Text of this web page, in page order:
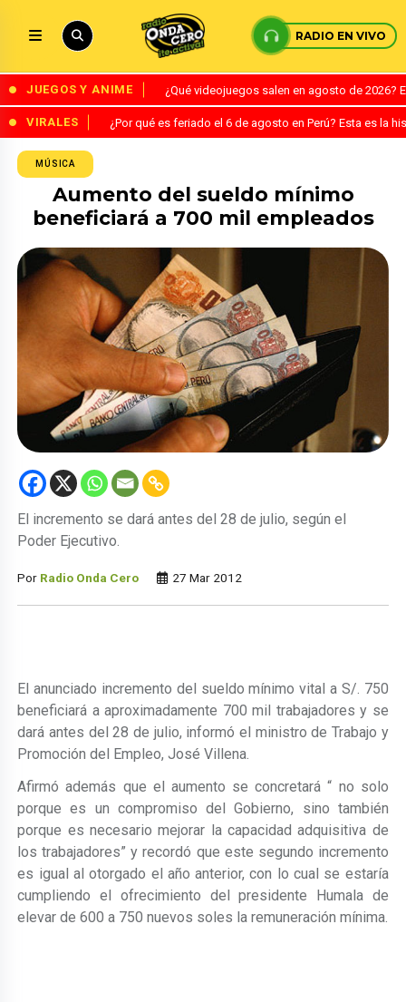
RADIO EN VIVO
JUEGOS Y ANIME ¿Qué videojuegos salen en agosto de
VIRALES ¿Por qué es feriado el 6 de agosto en Perú? Esta es la
MÚSICA
Aumento del sueldo mínimo
beneficiará a 700 mil empleados
El incremento se dará antes del 28 de julio, según el
Poder Ejecutivo.
Por Radio Onda Cero 27 Mar 2012
El anunciado incremento del sueldo mínimo vital a S/. 750
beneficiará a aproximadamente 700 mil trabajadores y se
dará antes del 28 de julio, informó el ministro de Trabajo y
Promoción del Empleo, José Villena.
Afirmó además que el aumento se concretará “ no solo
porque es un compromiso del Gobierno, sino también
porque es necesario mejorar la capacidad adquisitiva de
los trabajadores” y recordó que este segundo incremento
es igual al otorgado el año anterior, con lo cual se estaría
cumpliendo el ofrecimiento del presidente Humala de
elevar de 600 a 750 nuevos soles la remuneración mínima.